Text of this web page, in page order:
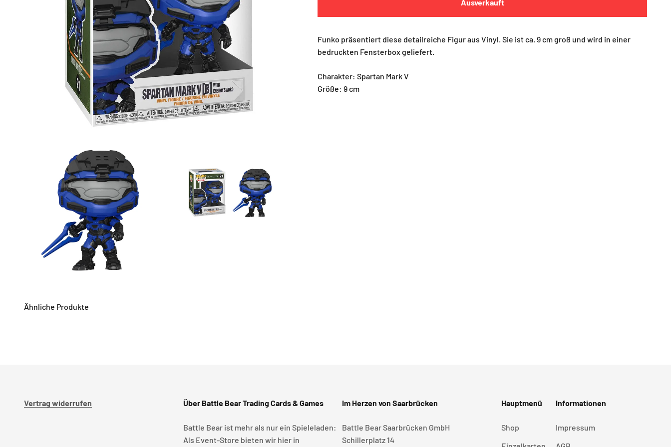
Ausverkauft
Funko präsentiert diese detailreiche Figur aus Vinyl. Sie ist ca. 9 cm groß und wird in einer
bedruckten Fensterbox geliefert.
Charakter: Spartan Mark V
Größe: 9 cm
Vertrag widerrufen Über Battle Bear Trading Cards & Games
Battle Bear ist mehr als nur ein Spieleladen:
Als Event-Store bieten wir hier in
Im Herzen von Saarbrücken
Battle Bear Saarbrücken GmbH
Schillerplatz 14
Hauptmenü
Shop
Informationen
Impressum